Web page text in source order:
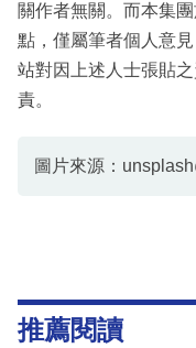
關作者無關。而本集
點，僅屬筆者個人意
站對因上述人士張貼
責。
圖片來源：
推薦閱讀